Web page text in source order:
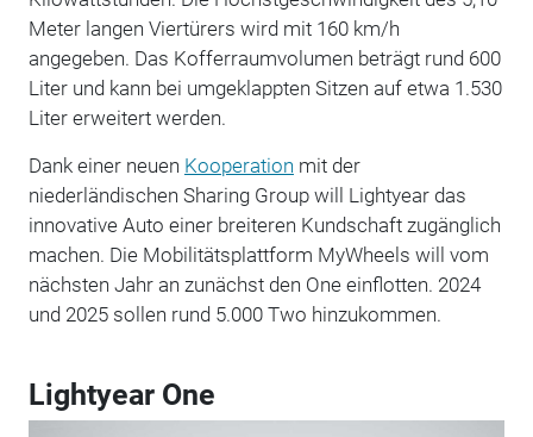
Meter langen Viertürers wird mit 160 km/h
angegeben. Das Kofferraumvolumen beträgt rund 600
Liter und kann bei umgeklappten Sitzen auf etwa 1.530
Liter erweitert werden.
Dank einer neuen Kooperation mit der
niederländischen Sharing Group will Lightyear das
innovative Auto einer breiteren Kundschaft zugänglich
machen. Die Mobilitätsplattform MyWheels will vom
nächsten Jahr an zunächst den One einflotten. 2024
und 2025 sollen rund 5.000 Two hinzukommen.
Lightyear One